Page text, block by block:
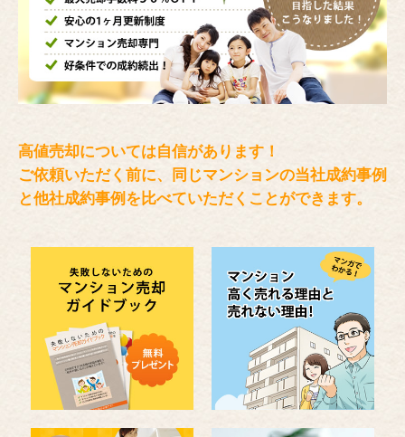
高値売却については自信があります！
ご依頼いただく前に、同じマンションの当社成約事例
と他社成約事例を比べていただくことができます。